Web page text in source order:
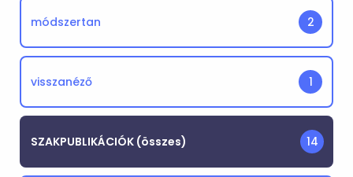
módszertan 2
visszanéző 1
SZAKPUBLIKÁCIÓK (összes) 14